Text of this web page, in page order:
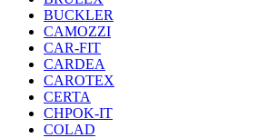
BUCKLER
CAMOZZI
CAR-FIT
CARDEA
CAROTEX
CERTA
CHPOK-IT
COLAD